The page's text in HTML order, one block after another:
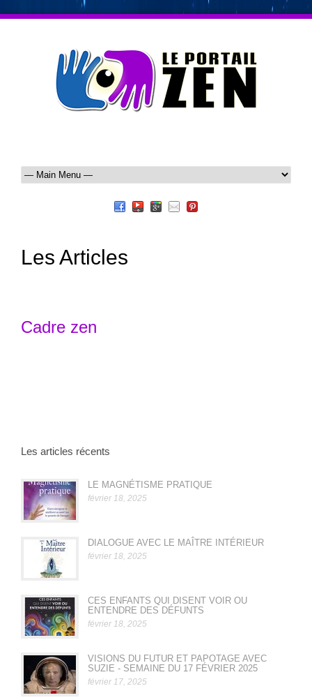
Les Articles
Cadre zen
Les articles récents
LE MAGNÉTISME PRATIQUE
février 18, 2025
DIALOGUE AVEC LE MAÎTRE INTÉRIEUR
février 18, 2025
CES ENFANTS QUI DISENT VOIR OU
ENTENDRE DES DÉFUNTS
février 18, 2025
VISIONS DU FUTUR ET PAPOTAGE AVEC
SUZIE - SEMAINE DU 17 FÉVRIER 2025
février 17, 2025